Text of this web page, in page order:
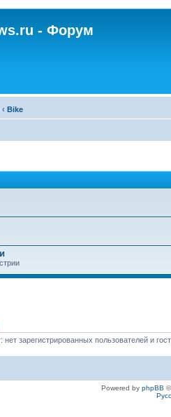
- Форум
‹ Bike
зарегистрированных пользователей и
Powered by phpBB